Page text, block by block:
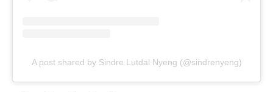
A post shared by Sindre Lutdal Nyeng (@sindrenyeng)